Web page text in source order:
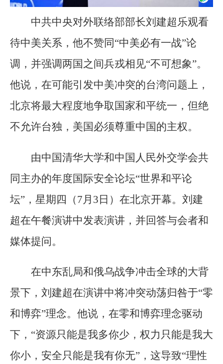
中共中央对外联络部部长刘建超乐观看
待中美关系，他不赞同“中美必有一战”论
调，并强调两国之间兵戎相见“不可想象”。
他说，在可能引发中美冲突的台湾问题上，
北京将最大程度地争取国家和平统一，但绝
不允许台独，美国必须尊重中国的主权。
由中国清华大学和中国人民外交学会共
同主办的年度国际安全论坛“世界和平论
坛”，星期四（7月3日）在北京开幕。刘建
超在午餐演讲中发表演讲，并回答与会者和
媒体提问。
在中东乱局和俄乌战争冲击全球的大背
景下，刘建超在演讲中将冲突动荡归咎于“零
和博弈”理念。他说，在零和博弈理念驱动
下，“资源只能是我多你少，权力只能是我大
你小，安全只能是我有你无”，这导致“理性